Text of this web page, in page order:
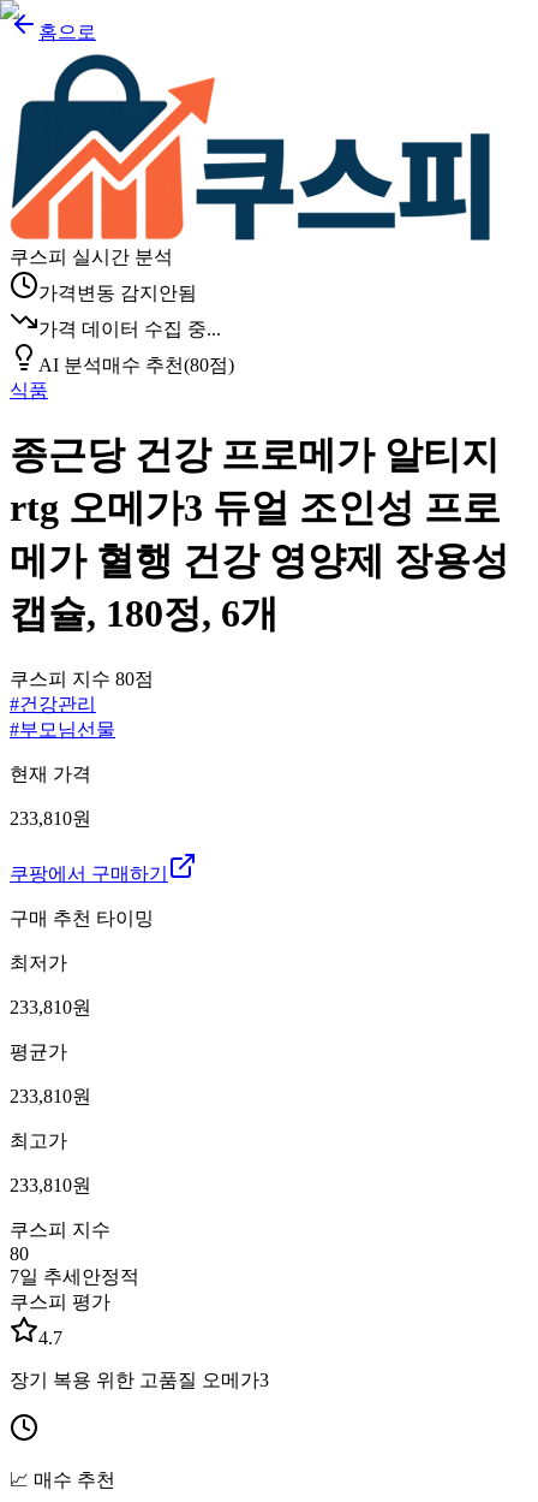
홈으로
쿠스피 실시간 분석
가격변동 감지안됨
가격 데이터 수집 중...
AI 분석매수 추천(80점)
식품
종근당 건강 프로메가 알티지
rtg 오메가3 듀얼 조인성 프로
메가 혈행 건강 영양제 장용성
캡슐, 180정, 6개
쿠스피 지수 80점
#건강관리
#부모님선물
현재 가격
233,810원
쿠팡에서 구매하기
구매 추천 타이밍
최저가
233,810원
평균가
233,810원
최고가
233,810원
쿠스피 지수
80
7일 추세 안정적
쿠스피 평가
4.7
장기 복용 위한 고품질 오메가3
📈 매수 추천